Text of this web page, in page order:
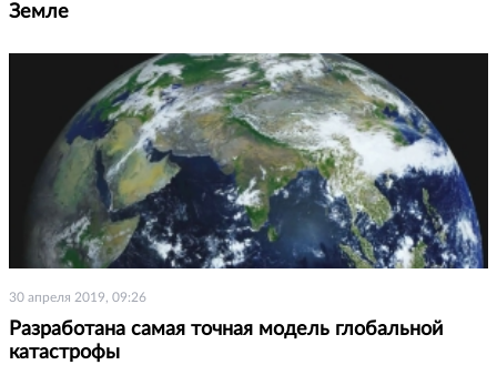
Земле
30 апреля 2019, 09:26
Разработана самая точная модель глобальной
катастрофы